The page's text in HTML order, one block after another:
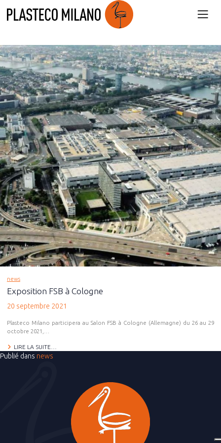
news
Exposition FSB à Cologne
20 septembre 2021
Plasteco Milano participera au Salon FSB à Cologne (Allemagne) du 26 au 29
octobre 2021,…
LIRE LA SUITE…
Publié dans news